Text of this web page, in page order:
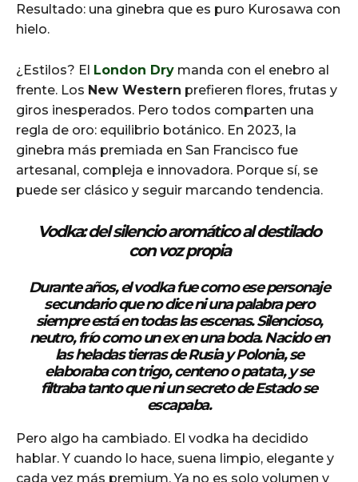
Resultado: una ginebra que es puro Kurosawa con
hielo.
¿Estilos? El London Dry manda con el enebro al
frente. Los New Western prefieren flores, frutas y
giros inesperados. Pero todos comparten una
regla de oro: equilibrio botánico. En 2023, la
ginebra más premiada en San Francisco fue
artesanal, compleja e innovadora. Porque sí, se
puede ser clásico y seguir marcando tendencia.
Vodka: del silencio aromático al destilado
con voz propia
Durante años, el vodka fue como ese personaje
secundario que no dice ni una palabra pero
siempre está en todas las escenas. Silencioso,
neutro, frío como un ex en una boda. Nacido en
las heladas tierras de Rusia y Polonia, se
elaboraba con trigo, centeno o patata, y se
filtraba tanto que ni un secreto de Estado se
escapaba.
Pero algo ha cambiado. El vodka ha decidido
hablar. Y cuando lo hace, suena limpio, elegante y
cada vez más premium. Ya no es solo volumen y